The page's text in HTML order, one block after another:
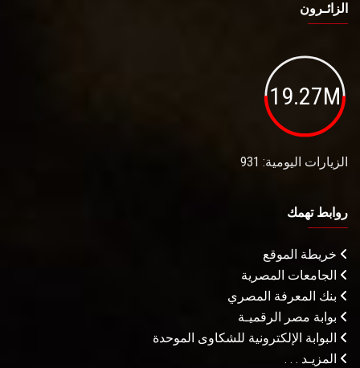
الزائـرون
19.27M
الزيارات اليومية: 931
روابط تهمك
خريطة الموقع
الجامعات المصرية
بنك المعرفة المصري
بوابة مصر الرقميـة
البوابة الإلكترونية للشكاوى الموحدة
المزيـد . . .